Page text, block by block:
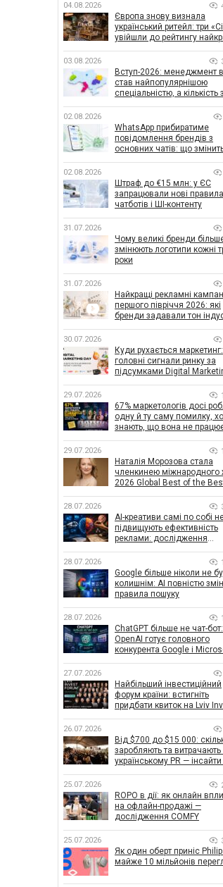
04.08.2026
Європа знову визнала
український ритейл: три
увійшли до рейтингу
03.08.2026
Вступ-2026: менеджмент
став найпопулярнішою
спеціальністю, а кількість
02.08.2026
WhatsApp прибиратиме
повідомлення брендів з
основних чатів: що
02.08.2026
Штраф до €15 млн: у ЄС
запрацювали нові
чатботів і ШІ-контенту
31.07.2026
Чому великі бренди
змінюють логотипи кожні
роки
31.07.2026
Найкращі рекламні
першого півріччя 2026: які
бренди задавали тон
30.07.2026
Куди рухається маркетинг:
головні сигнали ринку за
підсумками Digital
29.07.2026
67% маркетологів досі
одну й ту саму помилку,
знають, що вона не
29.07.2026
Наталія Морозова стала
членкинею міжнародного
2026 Global Best of the
28.07.2026
AI-креативи самі по собі
підвищують ефективність
реклами: дослідження
впливає на ефективність
кампаній
28.07.2026
Google більше ніколи не
колишнім: AI повністю
правила пошуку
28.07.2026
ChatGPT більше не чат-бот:
OpenAI готує головного
конкурента Google і
27.07.2026
Найбільший інвестиційний
форум країни: встигніть
придбати квиток на Lviv
26.07.2026
Від $700 до $15 000:
заробляють та витрачають
українському PR — інсайти
25.07.2026
ROPO в дії: як онлайн
на офлайн-продажі —
дослідження COMFY
25.07.2026
Як один оберт приніс
майже 10 мільйонів